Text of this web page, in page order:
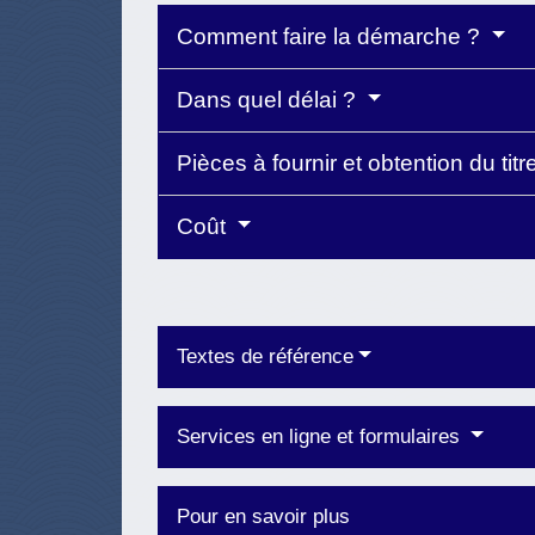
Comment faire la démarche ?
Dans quel délai ?
Pièces à fournir et obtention du
Coût
Textes de référence
Services en ligne et formulaires
Pour en savoir plus